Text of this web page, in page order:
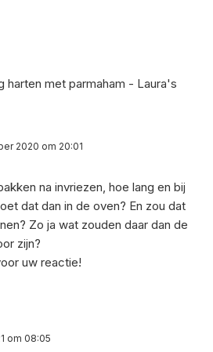
harten met parmaham - Laura's
2020 om 20:01
na invriezen, hoe lang en bij
dat dan in de oven? En zou dat
Zo ja wat zouden daar dan de
zijn?
uw reactie!
om 08:05